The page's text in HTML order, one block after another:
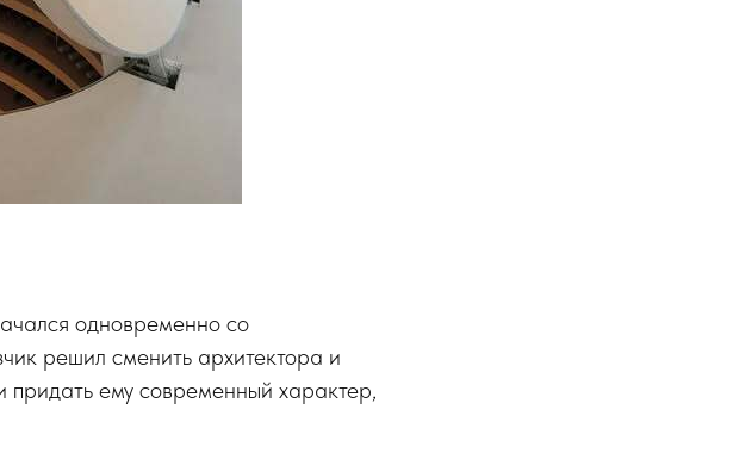
одновременно со
решил сменить архитектора и
придать ему современный характер,